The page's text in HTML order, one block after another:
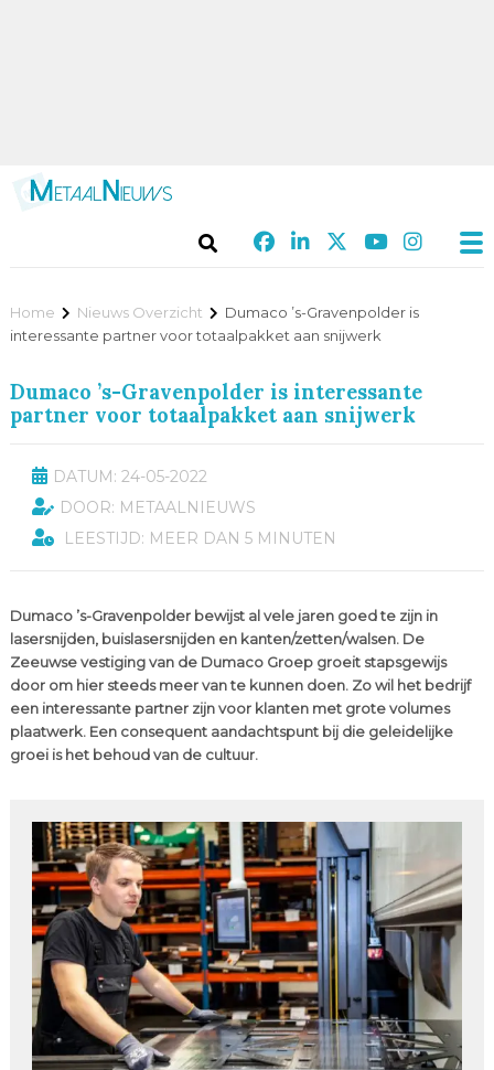
Home Nieuws Overzicht
Dumaco ’s-Gravenpolder is
interessante partner voor totaalpakket aan snijwerk
Dumaco ’s-Gravenpolder is interessante
partner voor totaalpakket aan snijwerk
DATUM: 24-05-2022
DOOR: METAALNIEUWS
LEESTIJD: MEER DAN 5 MINUTEN
Dumaco ’s-Gravenpolder bewijst al vele jaren goed te zijn in
lasersnijden, buislasersnijden en kanten/zetten/walsen. De
Zeeuwse vestiging van de Dumaco Groep groeit stapsgewijs
door om hier steeds meer van te kunnen doen. Zo wil het bedrijf
een interessante partner zijn voor klanten met grote volumes
plaatwerk. Een consequent aandachtspunt bij die geleidelijke
groei is het behoud van de cultuur.